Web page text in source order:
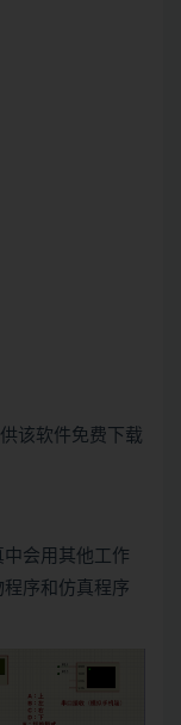
该软件免费下载
会用 其他 工作
序和仿真程序